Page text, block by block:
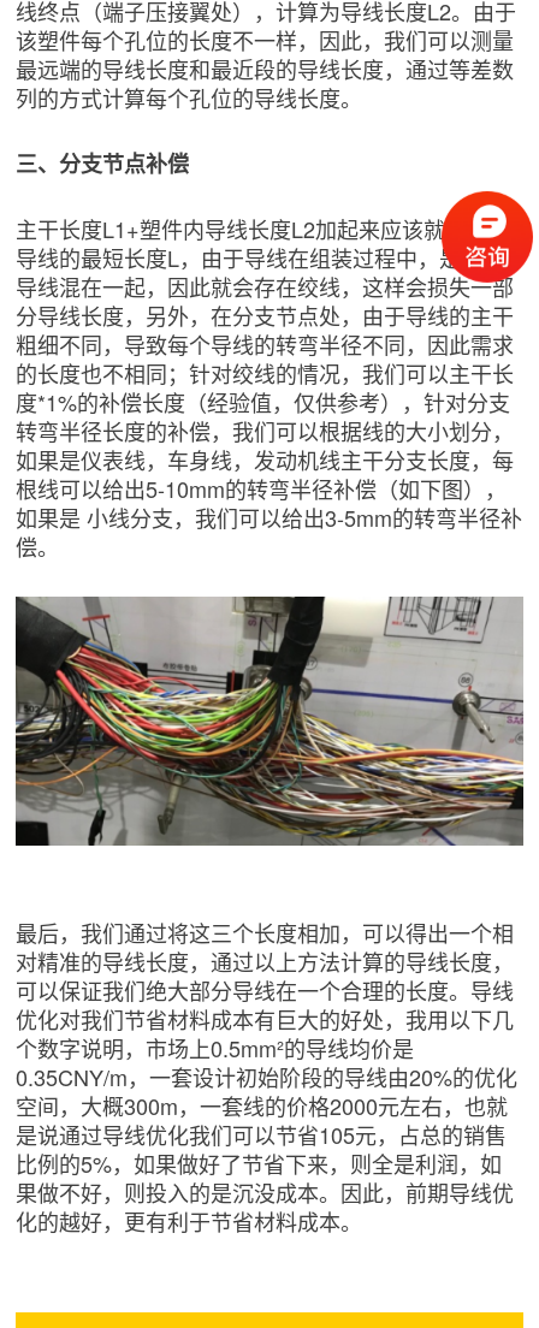
线终点（端子压接翼处），计算为导线长度L2。由于
该塑件每个孔位的长度不一样，因此，我们可以测量
最远端的导线长度和最近段的导线长度，通过等差数
列的方式计算每个孔位的导线长度。
三、分支节点补偿
主干长度L1+塑件内导线长度L2加起来应该就是单根
导线的最短长度L，由于导线在组装过程中，是很多
导线混在一起，因此就会存在绞线，这样会损失一部
分导线长度，另外，在分支节点处，由于导线的主干
粗细不同，导致每个导线的转弯半径不同，因此需求
的长度也不相同；针对绞线的情况，我们可以主干长
度*1%的补偿长度（经验值，仅供参考），针对分支
转弯半径长度的补偿，我们可以根据线的大小划分，
如果是仪表线，车身线，发动机线主干分支长度，每
根线可以给出5-10mm的转弯半径补偿（如下图），
如果是 小线分支，我们可以给出3-5mm的转弯半径补
偿。
最后，我们通过将这三个长度相加，可以得出一个相
对精准的导线长度，通过以上方法计算的导线长度，
可以保证我们绝大部分导线在一个合理的长度。导线
优化对我们节省材料成本有巨大的好处，我用以下几
个数字说明，市场上0.5mm²的导线均价是
0.35CNY/m，一套设计初始阶段的导线由20%的优化
空间，大概300m，一套线的价格2000元左右，也就
是说通过导线优化我们可以节省105元，占总的销售
比例的5%，如果做好了节省下来，则全是利润，如
果做不好，则投入的是沉没成本。因此，前期导线优
化的越好，更有利于节省材料成本。